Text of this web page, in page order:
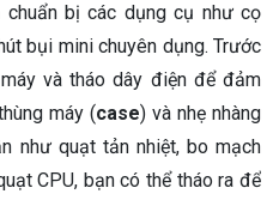
bị các dụng cụ như cọ
bụi mini chuyên dụng. Trước
và tháo dây điện để đảm
máy (case) và nhẹ nhàng
như quạt tản nhiệt, bo mạch
CPU, bạn có thể tháo ra để